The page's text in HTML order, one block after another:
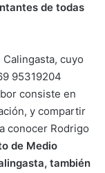
de todas
cuyo
95319204
consiste en
y compartir
conocer Rodrigo
de Medio
también